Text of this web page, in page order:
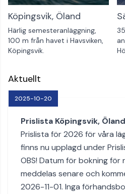
Köpingsvik, Öland
Härlig semesteranläggning,
100 m från havet i Havsviken,
Köpingsvik.
Aktuellt
2025-10-20
Prislista Köpingsvik,
Prislista för 2026 för våra
finns nu upplagd under
OBS! Datum för bokning
meddelas senare och
2026-11-01. Inga